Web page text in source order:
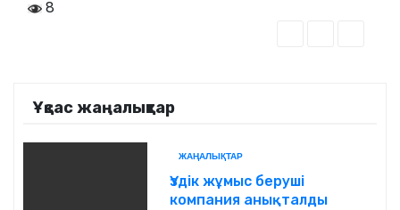
8
Ұқсас жаңалықтар
ЖАҢАЛЫҚТАР
Үздік жұмыс беруші
компания анықталды